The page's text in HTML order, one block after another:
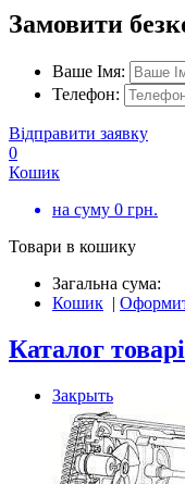
Замовити
Ваше Імя:
Телефон:
Відправити заявку
0
Кошик
на суму 0 грн.
Товари в кошику
Загальна сума:
Кошик |
Каталог
Закрыть